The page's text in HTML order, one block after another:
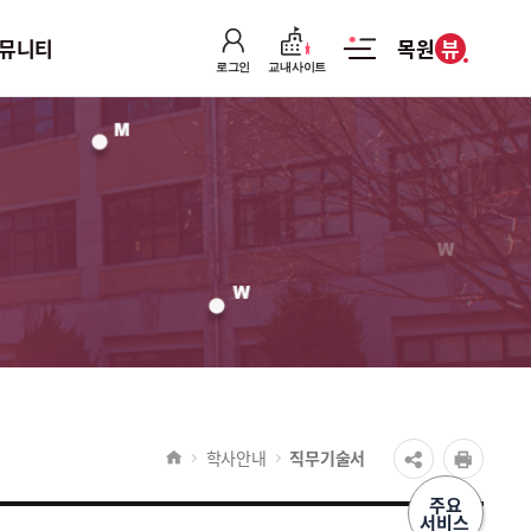
로그인 교내사이트
목원 뷰
니티
커뮤니티
취업/채용정보
포토갤러리
주요
서비스
학사안내 직무기술서